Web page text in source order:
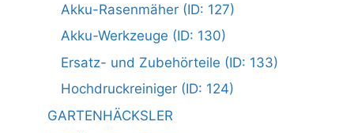
Akku-Rasenmäher (ID: 127)
Akku-Werkzeuge (ID: 130)
Ersatz- und Zubehörteile (ID: 133)
Hochdruckreiniger (ID: 124)
GARTENHÄCKSLER